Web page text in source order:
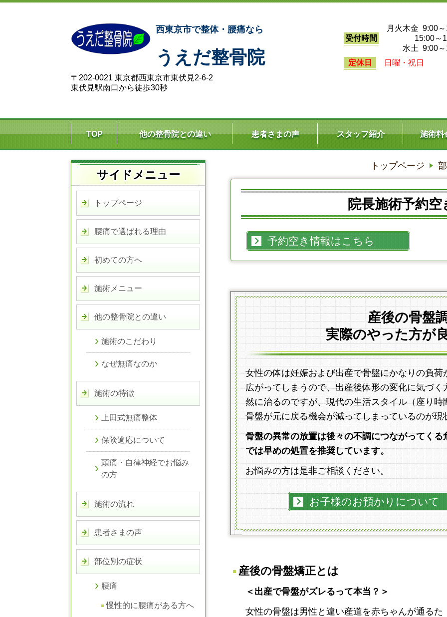
西東京市で整体・腰痛なら
うえだ整骨院
〒202-0021 東京都西東京市東伏見2-6-2
東伏見駅南口から徒歩30秒
受付時間
月火木金 9:00
15:00～
水土 9:00～
定休日
日曜・祝日
TOP 他の整骨院との違い 患者さまの声 スタッフ紹介 施術料
トップページ
院長施術予約空
予約空き情報はこちら
産後の骨盤
実際のやった方が
女性の体は妊娠および出産で骨盤にかなりの負
広がってしまうので、出産後体形の変化に気づ
然に治るのですが、現代の生活スタイル（座り
骨盤が元に戻る機会が減ってしまっているのが現
骨盤の異常の放置は後々の不調につながってく
では早めの処置を推奨しています。
お悩みの方は是非ご相談ください。
お子様のお預かりについて
産後の骨盤矯正とは
＜出産で骨盤がズレるって本当？＞
女性の骨盤は男性と違い産道を赤ちゃんが通るた
サイドメニュー
トップページ
腰痛で選ばれる理由
初めての方へ
施術メニュー
他の整骨院との違い
施術のこだわり
なぜ無痛なのか
施術の特徴
上田式無痛整体
保険適応について
頭痛・自律神経でお悩み
の方
施術の流れ
患者さまの声
部位別の症状
腰痛
慢性的に腰痛がある方へ